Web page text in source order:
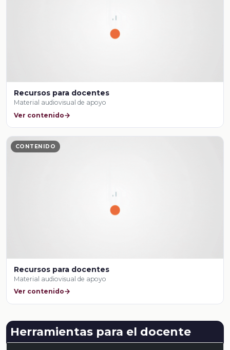
Recursos para docentes
Material audiovisual de apoyo
Ver contenido
CONTENIDO
Recursos para docentes
Material audiovisual de apoyo
Ver contenido
Herramientas para el docente